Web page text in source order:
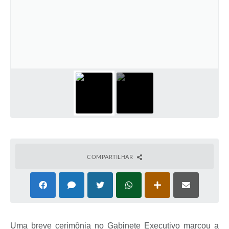
COMPARTILHAR
Uma breve cerimônia no Gabinete Executivo marcou a